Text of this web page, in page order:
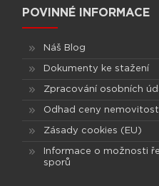
POVINNÉ INFORMACE
Náš Blog
Dokumenty ke stažení
Zpracování osobních
Odhad ceny
Zásady cookies (EU)
Informace o možnosti
sporů